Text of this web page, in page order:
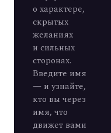
о характере,
скрытых
желаниях
и сильных
сторонах.
Введите имя
— и узнайте,
кто вы через
имя, что
движет вами